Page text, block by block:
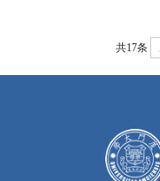
共17条